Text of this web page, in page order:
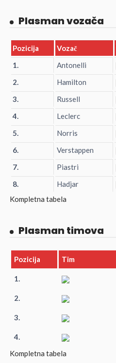
Plasman vozača
Pozicija Vozač
1.
Antonelli
2.
Hamilton
3.
Russell
4.
Leclerc
5.
Norris
6.
Verstappen
7.
Piastri
8.
Hadjar
Kompletna tabela
Plasman timova
Pozicija Tim
1.
2.
3.
4.
Kompletna tabela